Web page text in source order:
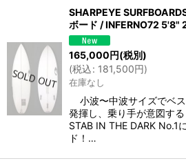
SHARPEYE
ボード / INFERNO72 5'8"
165,000円(税別)
(税込: 181,500円)
在庫なし
小波〜中波サイズでベ
発揮し、乗り手が意図す
STAB IN THE DARK No.1
ド！…